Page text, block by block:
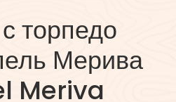
торпедо
Мерива
Meriva